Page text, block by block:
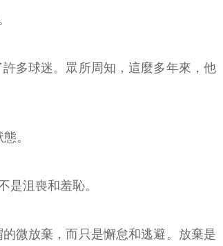
多球迷。眾所周知，這麼多年來，他
。
沮喪和羞恥。
微放棄，而只是懈怠和逃避。放棄是